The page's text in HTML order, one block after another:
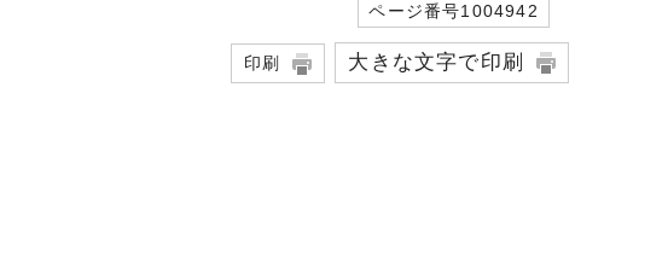
ページ番号1004942
印刷 大きな文字で印刷